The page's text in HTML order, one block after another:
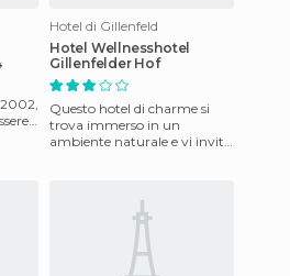
Hotel di Gillenfeld
Hotel Wellnesshotel
Gillenfelder Hof
Questo hotel di charme si
trova immerso in un
ambiente naturale e vi invita